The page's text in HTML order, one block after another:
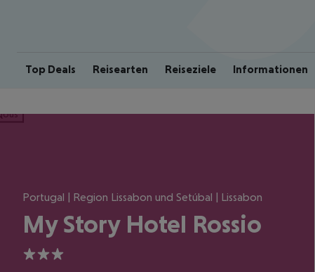
Top Deals Reisearten Reiseziele Informationen
Portugal | Region Lissabon und Setúbal | Lissabon
My Story Hotel Rossio
3